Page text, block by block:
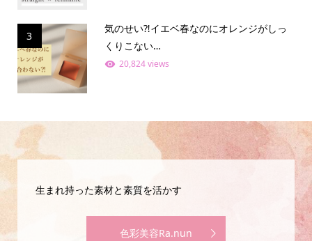
3
気のせい⁈イエベ春なのにオレンジがしっ
くりこない…
20,824 views
生まれ持った素材と素質を活かす
色彩美容Ra.nun